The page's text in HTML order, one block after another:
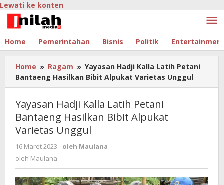
Lewati ke konten
Home Pemerintahan Bisnis Politik
Home » Ragam » Yayasan Hadji Kalla Latih Petani
Bantaeng Hasilkan Bibit Alpukat Varietas Unggul
Yayasan Hadji Kalla Latih Petani
Bantaeng Hasilkan Bibit Alpukat
Varietas Unggul
16 Maret 2023 oleh Maulana
oleh Maulana